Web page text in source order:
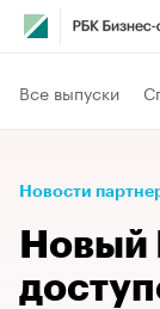
Все выпуски
Новости
Новый